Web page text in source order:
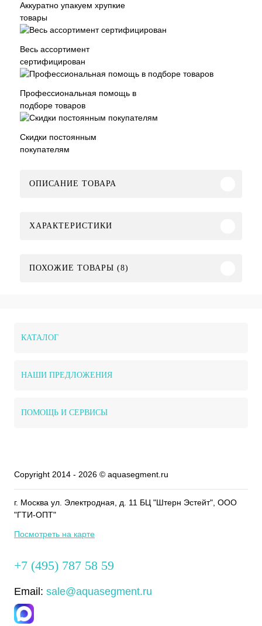
Аккуратно упакуем хрупкие
товары
Весь ассортимент
сертифицирован
Профессиональная помощь в
подборе товаров
Скидки постоянным
покупателям
ОПИСАНИЕ ТОВАРА
ХАРАКТЕРИСТИКИ
ПОХОЖИЕ ТОВАРЫ (8)
КАТАЛОГ
НАШИ ПРЕДЛОЖЕНИЯ
ПОМОЩЬ И СЕРВИСЫ
Copyright 2014 - 2026 © aquasegment.ru
г. Москва ул. Электродная, д. 11 БЦ "Штерн Эстейт", ООО
"ГТИ-ОПТ"
Посмотреть на карте
+7 (495) 787 58 59
Email: sale@aquasegment.ru